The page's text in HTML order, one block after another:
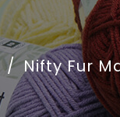
/ Nifty Fur